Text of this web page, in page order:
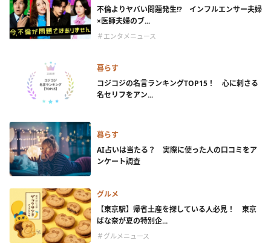
不倫よりヤバい問題発生!? インフルエンサー夫婦
×医師夫婦のブ...
＃エンタメニュース
暮らす
コジコジの名言ランキングTOP15！ 心に刺さる
名セリフをアン...
暮らす
AI占いは当たる？ 実際に使った人の口コミをア
ンケート調査
グルメ
【東京駅】帰省土産を探している人必見！ 東京
ばな奈が夏の特別企...
＃グルメニュース